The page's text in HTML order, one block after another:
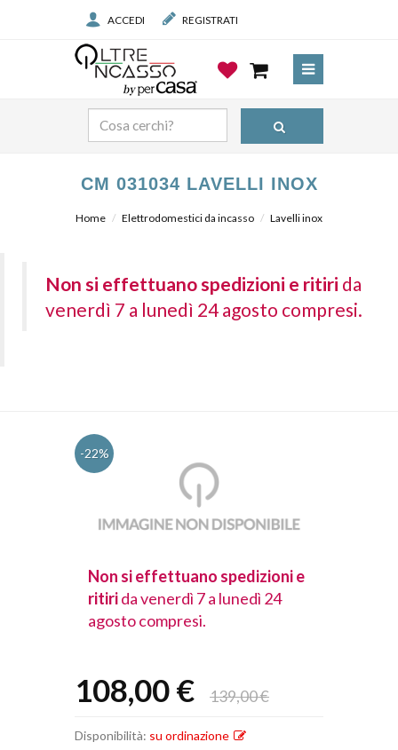
ACCEDI REGISTRATI
CM 031034 LAVELLI INOX
Home Elettrodomestici da incasso Lavelli inox
Non si effettuano spedizioni e ritiri da
venerdì 7 a lunedì 24 agosto compresi.
-22%
Non si effettuano spedizioni e
ritirida venerdì 7 a lunedì 24
agosto compresi.
108,00 € 139,00 €
Disponibilità: su ordinazione